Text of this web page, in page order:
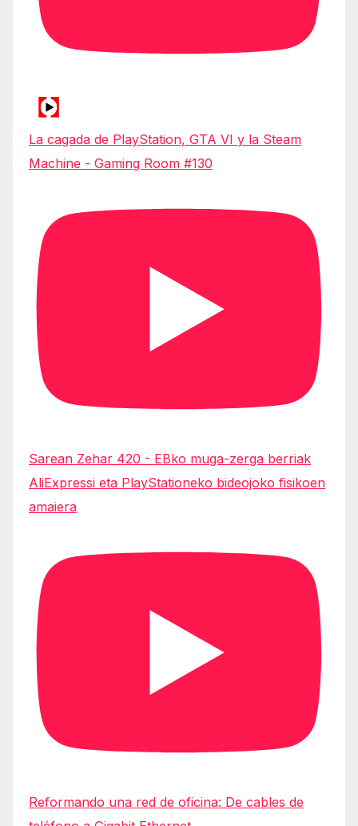
La cagada de PlayStation, GTA VI y la Steam
Machine - Gaming Room #130
Sarean Zehar 420 - EBko muga-zerga berriak
AliExpressi eta PlayStationeko bideojoko fisikoen
amaiera
Reformando una red de oficina: De cables de